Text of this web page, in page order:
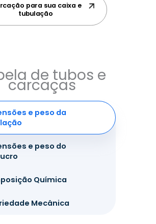
para sua caixa e
tubulação
de tubos e
carcaças
e peso da
e peso do
Química
Mecânica